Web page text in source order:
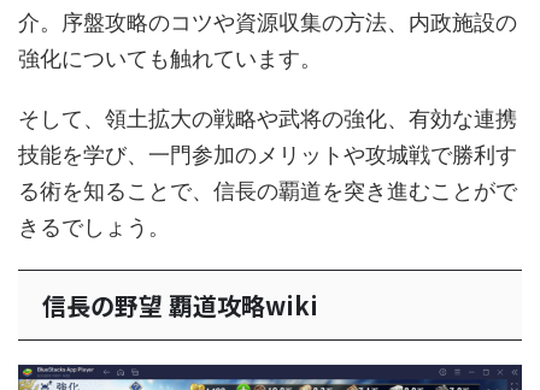
介。序盤攻略のコツや資源収集の方法、内政施設の
強化についても触れています。
そして、領土拡大の戦略や武将の強化、有効な連携
技能を学び、一門参加のメリットや攻城戦で勝利す
る術を知ることで、信長の覇道を突き進むことがで
きるでしょう。
信長の野望 覇道攻略wiki